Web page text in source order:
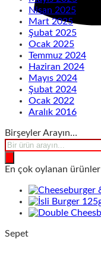
Nisan 2025
Mart 2025
Şubat 2025
Ocak 2025
Temmuz 2024
Haziran 2024
Mayıs 2024
Şubat 2024
Ocak 2022
Aralık 2016
Birşeyler Arayın…
Products
search
En çok oylanan ürünler
Sepet